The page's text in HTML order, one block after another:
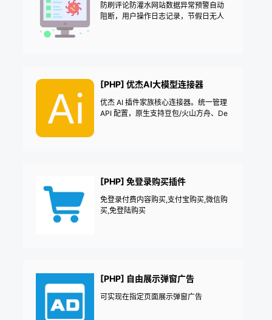
防刷评论防灌水网站数据异常预警自动
阻断，用户操作日志记录，节假日无人
[PHP] 优杰AI大模型连接器
优杰 AI 插件家族核心连接器。统一管理
API 配置，原生支持豆包/火山方舟、De
[PHP] 免登录购买插件
免登录付费内容购买,支付宝购买,微信购
买,免登陆购买
[PHP] 自由展示弹窗广告
可实现在指定页面展示弹窗广告